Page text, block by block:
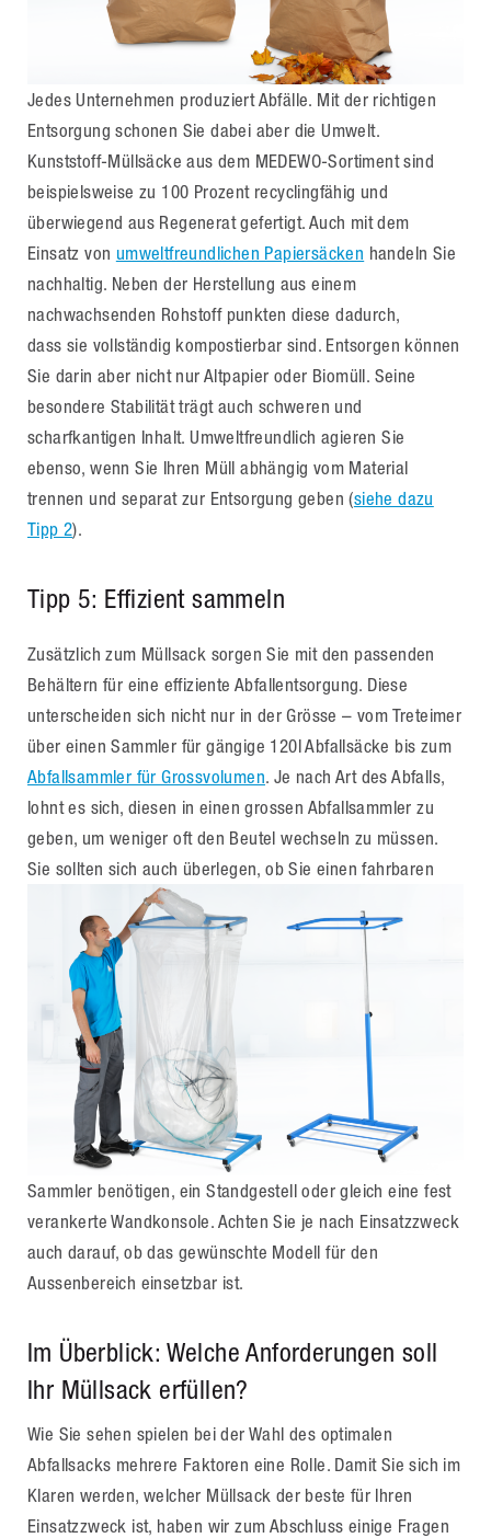
Jedes Unternehmen produziert Abfälle. Mit der richtigen
Entsorgung schonen Sie dabei aber die Umwelt.
Kunststoff-Müllsäcke aus dem MEDEWO-Sortiment sind
beispielsweise zu 100 Prozent recyclingfähig und
überwiegend aus Regenerat gefertigt. Auch mit dem
Einsatz von umweltfreundlichen Papiersäcken handeln Sie
nachhaltig. Neben der Herstellung aus einem
nachwachsenden Rohstoff punkten diese dadurch,
dass sie vollständig kompostierbar sind. Entsorgen können
Sie darin aber nicht nur Altpapier oder Biomüll. Seine
besondere Stabilität trägt auch schweren und
scharfkantigen Inhalt. Umweltfreundlich agieren Sie
ebenso, wenn Sie Ihren Müll abhängig vom Material
trennen und separat zur Entsorgung geben (siehe dazu
Tipp 2).
Tipp 5: Effizient sammeln
Zusätzlich zum Müllsack sorgen Sie mit den passenden
Behältern für eine effiziente Abfallentsorgung. Diese
unterscheiden sich nicht nur in der Grösse – vom Treteimer
über einen Sammler für gängige 120l Abfallsäcke bis zum
Abfallsammler für Grossvolumen. Je nach Art des Abfalls,
lohnt es sich, diesen in einen grossen Abfallsammler zu
geben, um weniger oft den Beutel wechseln zu müssen.
Sie sollten sich auch überlegen, ob Sie einen fahrbaren
Sammler benötigen, ein Standgestell oder gleich eine fest
verankerte Wandkonsole. Achten Sie je nach Einsatzzweck
auch darauf, ob das gewünschte Modell für den
Aussenbereich einsetzbar ist.
Im Überblick: Welche Anforderungen soll
Ihr Müllsack erfüllen?
Wie Sie sehen spielen bei der Wahl des optimalen
Abfallsacks mehrere Faktoren eine Rolle. Damit Sie sich im
Klaren werden, welcher Müllsack der beste für Ihren
Einsatzzweck ist, haben wir zum Abschluss einige Fragen